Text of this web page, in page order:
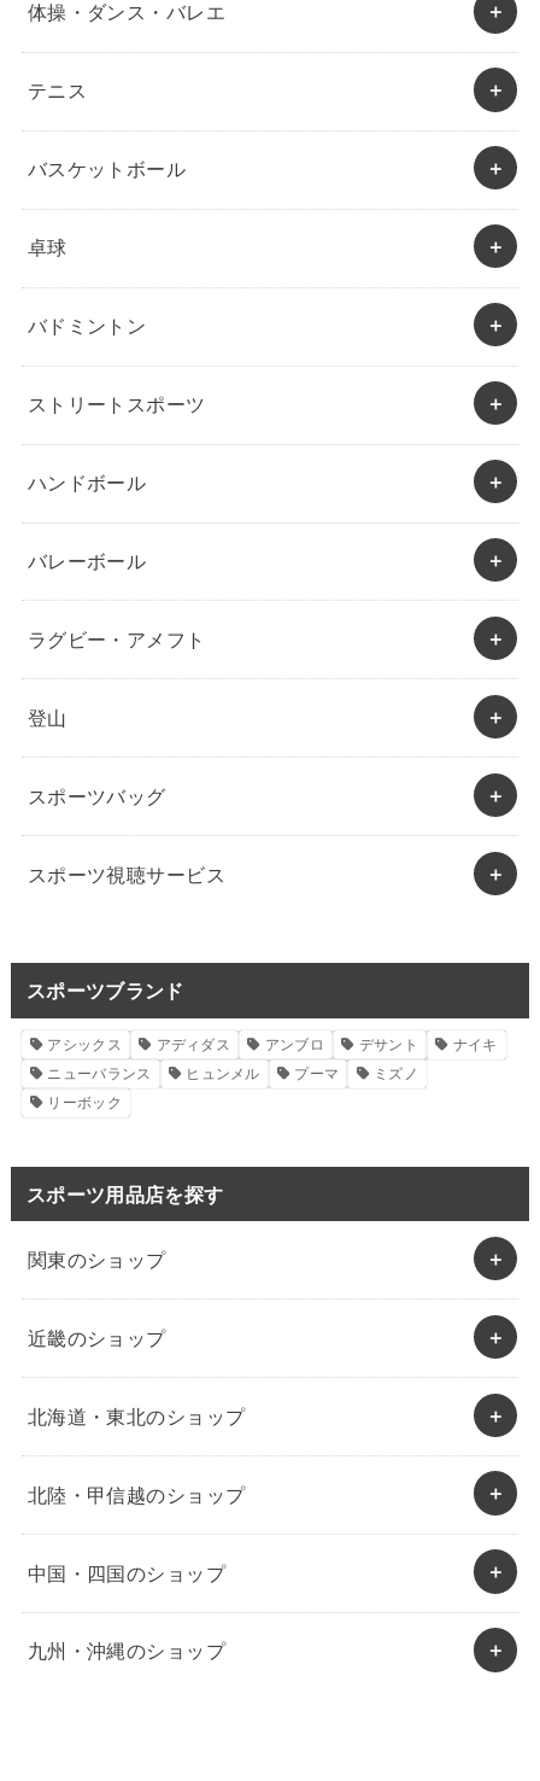
体操・ダンス・バレエ
テニス
バスケットボール
卓球
バドミントン
ストリートスポーツ
ハンドボール
バレーボール
ラグビー・アメフト
登山
スポーツバッグ
スポーツ視聴サービス
スポーツブランド
アシックス アディダス アンブロ デサント
ナイキ
ニューバランス
ヒュンメル プーマ
ミズノ
リーボック
スポーツ用品店を探す
関東のショップ
近畿のショップ
北海道・東北のショップ
北陸・甲信越のショップ
中国・四国のショップ
九州・沖縄のショップ